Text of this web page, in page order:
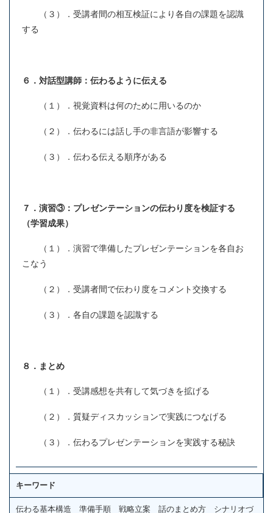
（３）．受講者間の相互検証により各自の課題を認識
する
６．対話型講師：伝わるように伝える
（１）．視覚資料は何のために用いるのか
（２）．伝わるには話し手の非言語が影響する
（３）．伝わる伝える順序がある
７．演習③：プレゼンテーションの伝わり度を検証する
（学習成果）
（１）．演習で準備したプレゼンテーションを各自お
こなう
（２）．受講者間で伝わり度をコメント交換する
（３）．各自の課題を認識する
８．まとめ
（１）．受講感想を共有して気づきを拡げる
（２）．質疑ディスカッションで実践につなげる
（３）．伝わるプレゼンテーションを実践する秘訣
キーワード
伝わる基本構造 準備手順 戦略立案 話のまとめ方 シナリオづ